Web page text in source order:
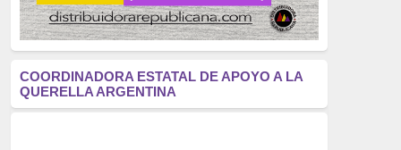
mujer
(1070)
Eventos
(914)
COORDINADORA ESTATAL DE APOYO A LA
QUERELLA ARGENTINA